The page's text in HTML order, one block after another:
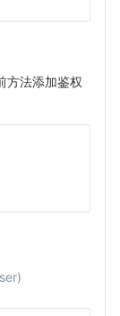
方法添加鉴权